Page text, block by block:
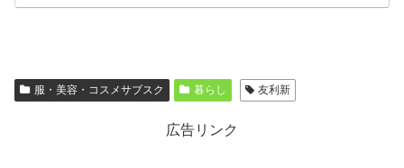
服・美容・コスメサブスク 暮らし 友利新
広告リンク